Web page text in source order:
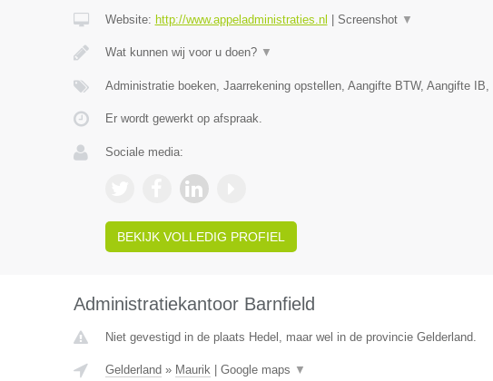
Website: http://www.appeladministraties.nl Screenshot ▼
Wat kunnen wij voor u doen? ▼
Administratie boeken, Jaarrekening opstellen, Aangifte BTW, Aangifte IB,
Er wordt gewerkt op afspraak.
Sociale media:
BEKIJK VOLLEDIG PROFIEL
Administratiekantoor Barnfield
Niet gevestigd in de plaats Hedel, maar wel in de provincie Gelderland.
Gelderland » Maurik| Google maps ▼